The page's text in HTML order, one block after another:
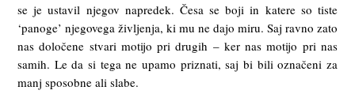
se je ustavil njegov napredek. Česa se boji in katere so tiste
‘panoge’ njegovega življenja, ki mu ne dajo miru. Saj ravno zato
nas določene stvari motijo pri drugih – ker nas motijo pri nas
samih. Le da si tega ne upamo priznati, saj bi bili označeni za
manj sposobne ali slabe.